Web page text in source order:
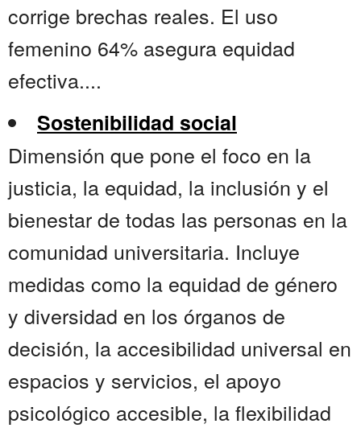
corrige brechas reales. El uso
femenino 64% asegura equidad
efectiva....
Sostenibilidad social
Dimensión que pone el foco en la
justicia, la equidad, la inclusión y el
bienestar de todas las personas en la
comunidad universitaria. Incluye
medidas como la equidad de género
y diversidad en los órganos de
decisión, la accesibilidad universal en
espacios y servicios, el apoyo
psicológico accesible, la flexibilidad